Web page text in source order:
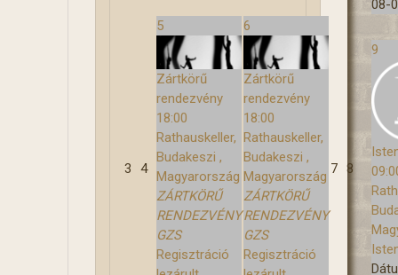
08-
3 4
5
Zártkörű
rendezvény
18:00
Rathauskeller,
Budakeszi ,
Magyarország
ZÁRTKÖRŰ
RENDEZVÉNY
GZS
Regisztráció
6
Zártkörű
rendezvény
18:00
Rathauskeller,
Budakeszi ,
Magyarország
ZÁRTKÖRŰ
RENDEZVÉNY
GZS
Regisztráció
7 8
9